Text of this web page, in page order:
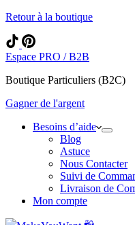
Retour à la boutique
Espace PRO / B2B
Boutique Particuliers (B2C)
Gagner de l'argent
Besoins d’aide
Blog
Astuce
Nous Contacter
Suivi de
Livraison de
Mon compte